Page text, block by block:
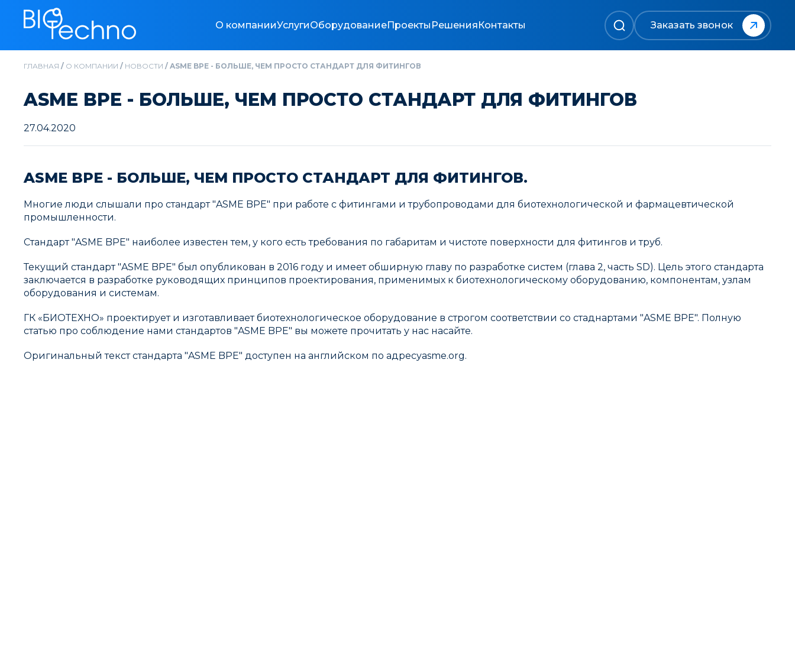
О компанииУслугиОборудованиеПроекты РешенияКонтакты Заказать звонок
ГЛАВНАЯ / О КОМПАНИИ / НОВОСТИ / ASME BPE - БОЛЬШЕ, ЧЕМ ПРОСТО СТАНДАРТ ДЛЯ ФИТИНГОВ
ASME BPE - БОЛЬШЕ, ЧЕМ ПРОСТО СТАНДАРТ ДЛЯ ФИТИНГОВ
27.04.2020
ASME BPE - БОЛЬШЕ, ЧЕМ ПРОСТО СТАНДАРТ ДЛЯ ФИТИНГОВ.
Многие люди слышали про стандарт "ASME BPE" при работе с фитингами и трубопроводами для биотехнологической и фармацевтической
промышленности.
Стандарт "ASME BPE" наиболее известен тем, у кого есть требования по габаритам и чистоте поверхности для фитингов и труб.
Текущий стандарт "ASME BPE" был опубликован в 2016 году и имеет обширную главу по разработке систем (глава 2, часть SD). Цель этого стандарта
заключается в разработке руководящих принципов проектирования, применимых к биотехнологическому оборудованию, компонентам, узлам
оборудования и системам.
ГК «БИОТЕХНО» проектирует и изготавливает биотехнологическое оборудование в строгом соответствии со стаднартами "ASME BPE". Полную
статью про соблюдение нами стандартов "ASME BPE" вы можете прочитать у нас насайте.
Оригинальный текст стандарта "ASME BPE" доступен на английском по адресуasme.org.